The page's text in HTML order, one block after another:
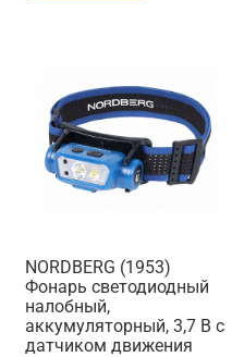
NORDBERG (1953)
Фонарь светодиодный
налобный,
аккумуляторный, 3,7 В c
датчиком движения